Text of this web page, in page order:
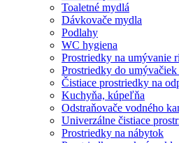
Toaletné mydlá
Dávkovače mydla
Podlahy
WC hygiena
Prostriedky na umývanie
Prostriedky do umývačiek
Čistiace prostriedky na
Kuchyňa, kúpeľňa
Odstraňovače vodného
Univerzálne čistiace
Prostriedky na nábytok